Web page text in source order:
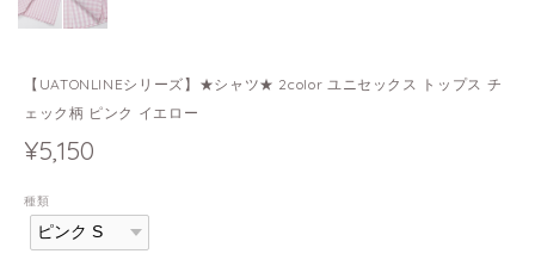
【UATONLINEシリーズ】★シャツ★ 2color ユニセックス トップス チ
ェック柄 ピンク イエロー
¥5,150
種類